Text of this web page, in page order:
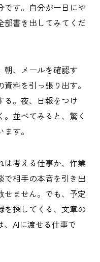
です。自分が一日にや
部書き出してみてくだ
朝、メールを確認す
料を引っ張り出す。
る。夜、日報をつけ
並べてみると、驚く
す。
は考える仕事か、作業
で相手の本音を引き出
せません。でも、予定
を探してくる、文章の
AIに渡せる仕事で